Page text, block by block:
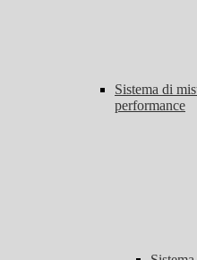
Sistema di
performance